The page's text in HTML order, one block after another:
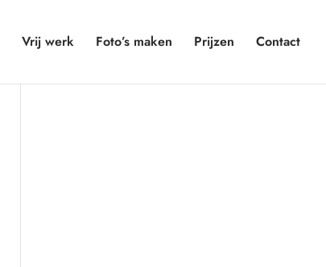
Vrij werk Foto’s maken Prijzen Contact